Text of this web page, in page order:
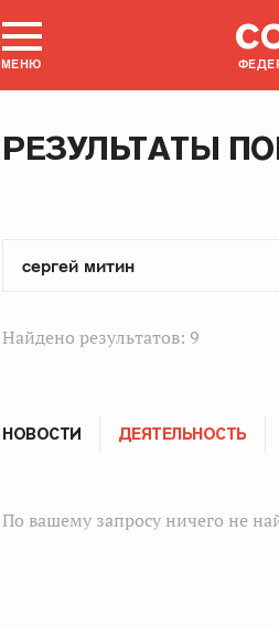
МЕНЮ
РЕЗУЛЬТАТЫ
Найдено результатов: 9
НОВОСТИ ДЕЯТЕЛЬНОСТЬ
По вашему запросу ничего не